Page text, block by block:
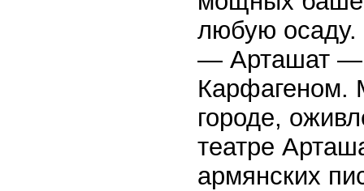
любую осаду.
— Арташат —
Карфагеном.
городе,
театре
армянских